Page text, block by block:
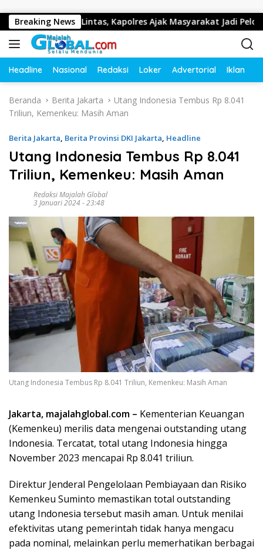
Breaking News
Lalu Lintas, Kapolres Ajak Masyarakat Jadi Pelopor
Headline Nasional Redaksi Loker Advertorial Iklan
Beranda Berita Jakarta
Utang Indonesia Tembus Rp 8.041
Triliun, Kemenkeu: Masih Aman
Berita Jakarta, Berita Provinsi DKI Jakarta, Headline
Utang Indonesia Tembus Rp 8.041
Triliun, Kemenkeu: Masih Aman
Redaksi Majalah Global
3 Januari 2024 - 23:48
Utang Indonesia Tembus Rp 8.041 Triliun, Kemenkeu: Masih Aman
Jakarta, majalahglobal.com – Kementerian Keuangan
(Kemenkeu) merilis data mengenai outstanding utang
Indonesia. Tercatat, total utang Indonesia hingga
November 2023 mencapai Rp 8.041 triliun.
Direktur Jenderal Pengelolaan Pembiayaan dan Risiko
Kemenkeu Suminto memastikan total outstanding
utang Indonesia tersebut masih aman. Untuk menilai
efektivitas utang pemerintah tidak hanya mengacu
pada nominal, melainkan perlu memerhatikan berbagai